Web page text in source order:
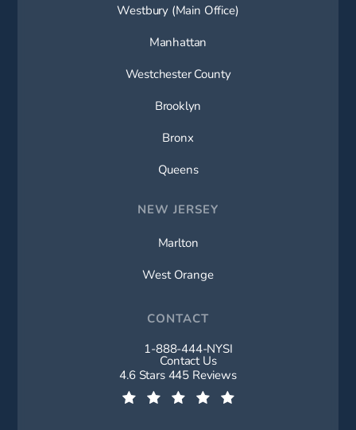
Westbury (Main Office)
Manhattan
Westchester County
Brooklyn
Bronx
Queens
NEW JERSEY
Marlton
West Orange
CONTACT
Call New York Spine Institute on
1-888-444-NYSI
Contact Us
New York Spine Institute reviews:
4.6 Stars 445 Reviews